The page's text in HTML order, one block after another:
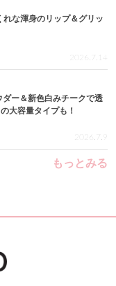
な渾身のリップ＆グリッ
2026.7.14
ダー＆新色白みチークで透
大容量タイプも！
2026.7.9
もっとみる